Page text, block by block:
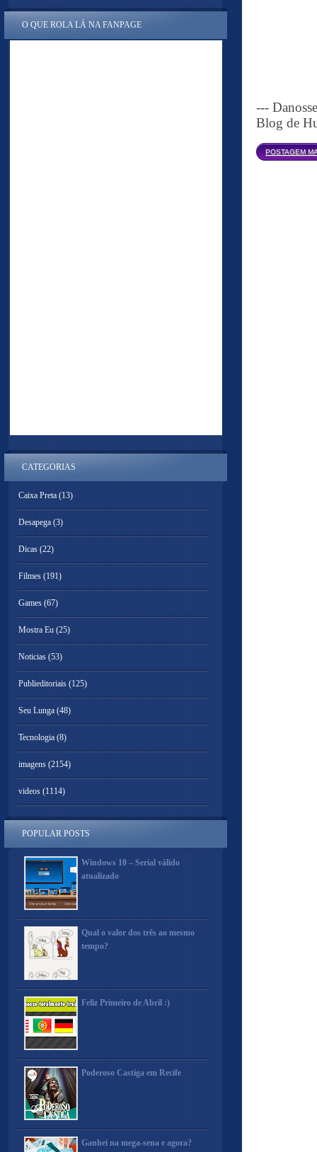
---
Blog de
POSTAGEM
O QUE ROLA LÁ NA FANPAGE
CATEGORIAS
Caixa Preta (13)
Desapega (3)
Dicas (22)
Filmes (191)
Games (67)
Mostra Eu (25)
Noticias (53)
Publieditoriais (125)
Seu Lunga (48)
Tecnologia (8)
imagens (2154)
videos (1114)
POPULAR POSTS
Windows 10 – Serial válido
atualizado
Qual o valor dos três ao mesmo
tempo?
Feliz Primeiro de Abril :)
Poderoso Castiga em Recife
Ganhei na mega-sena e agora?